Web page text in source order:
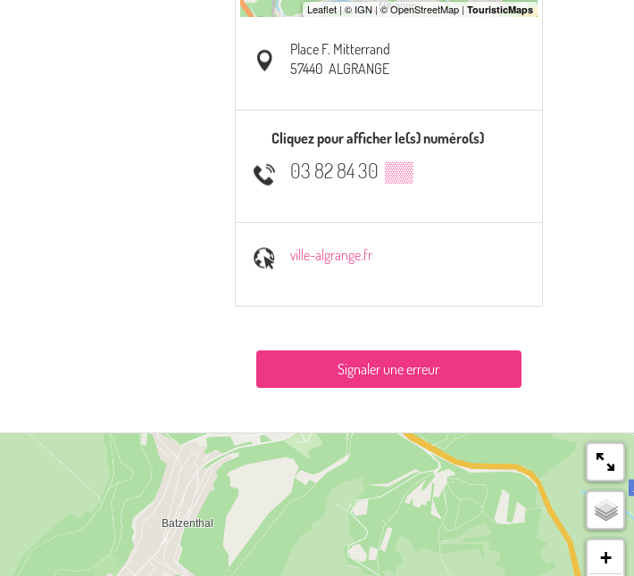
Place F. Mitterrand
57440 ALGRANGE
Cliquez pour afficher le(s) numéro(s)
03 82 84 30 ▒▒
ville-algrange.fr
Signaler une erreur
+